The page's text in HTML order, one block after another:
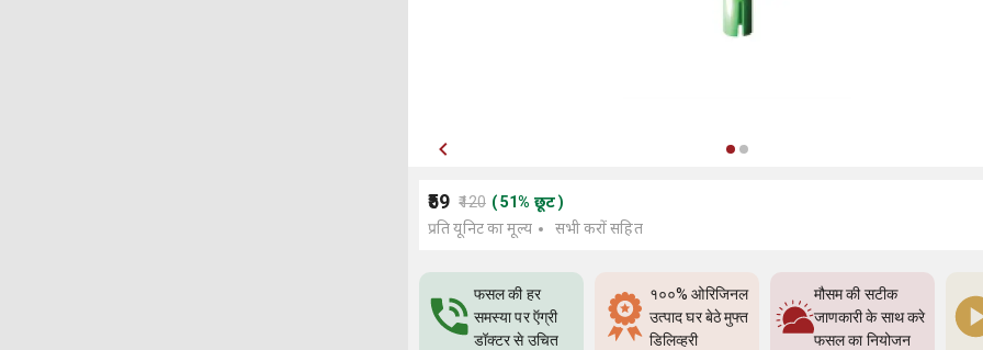
₹59 ₹120 (51% छूट)
प्रति यूनिट का मूल्य
सभी करों सहित
फसल की हर
समस्या पर ऍग्री
डॉक्टर से उचित
१००% ओरिजिनल
उत्पाद घर बेठे मुफ्त
डिलिव्हरी
मौसम की सटीक
जाणकारी के साथ करे
फसल का नियोजन